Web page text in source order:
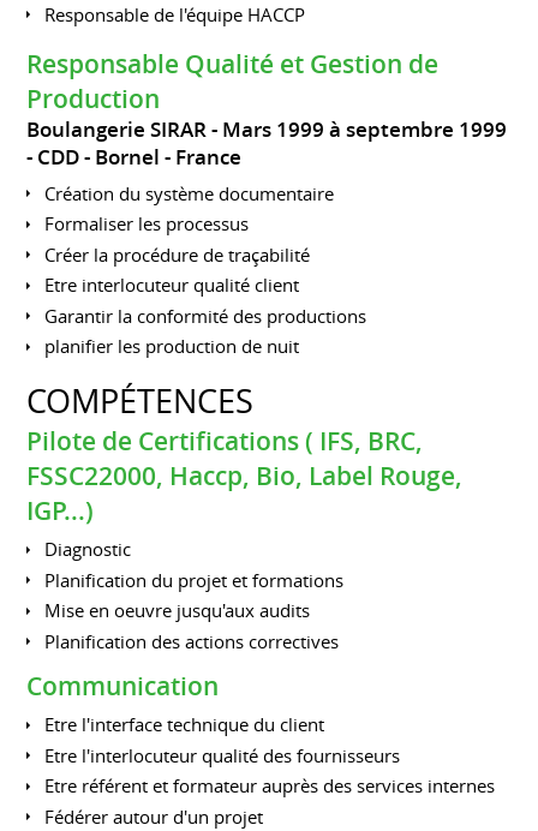
Responsable de l'équipe HACCP
Responsable Qualité et Gestion de
Production
Boulangerie SIRAR
Mars 1999 à septembre 1999
CDD
Bornel France
Création du système documentaire
Formaliser les processus
Créer la procédure de traçabilité
Etre interlocuteur qualité client
Garantir la conformité des productions
planifier les production de nuit
COMPÉTENCES
Pilote de Certifications ( IFS, BRC,
FSSC22000, Haccp, Bio, Label Rouge,
IGP...)
Diagnostic
Planification du projet et formations
Mise en oeuvre jusqu'aux audits
Planification des actions correctives
Communication
Etre l'interface technique du client
Etre l'interlocuteur qualité des fournisseurs
Etre référent et formateur auprès des services internes
Fédérer autour d'un projet